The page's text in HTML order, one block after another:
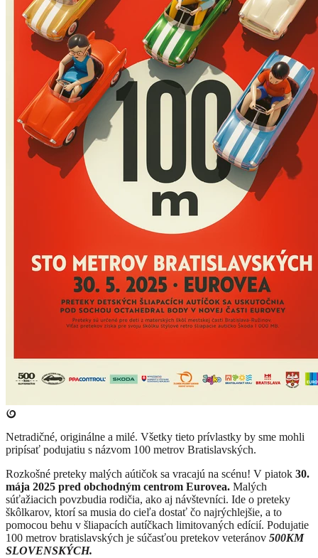
Netradičné, originálne a milé. Všetky tieto prívlastky by sme mohli
pripísať podujatiu s názvom 100 metrov Bratislavských.
Rozkošné preteky malých aútičok sa vracajú na scénu! V piatok 30.
mája 2025 pred obchodným centrom Eurovea. Malých
súťažiacich povzbudia rodičia, ako aj návštevníci. Ide o preteky
škôlkarov, ktorí sa musia do cieľa dostať čo najrýchlejšie, a to
pomocou behu v šliapacích autíčkach limitovaných edícií. Podujatie
100 metrov bratislavských je súčasťou pretekov veteránov 500KM
SLOVENSKÝCH.